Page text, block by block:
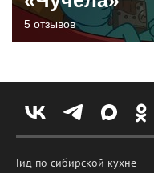
5 отзывов
Гид по сибирской кухне